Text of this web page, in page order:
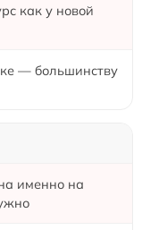
как у новой
— большинству
именно на